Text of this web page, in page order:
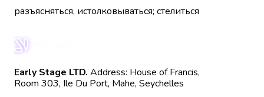
разъясняться, истолковываться; стелиться
Early Stage LTD. Address: House of Francis,
Room 303, Ile Du Port, Mahe, Seychelles